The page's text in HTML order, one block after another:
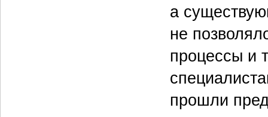
а
не
процессы и
прошли